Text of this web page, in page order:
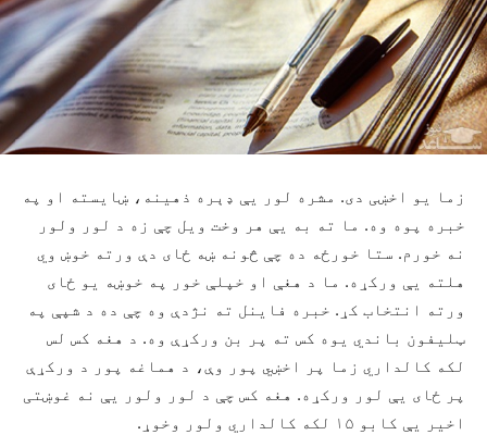
زما یو اخښی دی. مشره لور يې ډېره ذهینه، ښایسته او په
خبره پوه وه. ما ته به يې هر وخت ویل چې زه د لور ولور
نه خورم. ستا خورځه ده چې څونه ښه ځای دې ورته خوښ وي
هلته يې ورکړه. ما د هغې او خپلې خور په خوښه یو ځای
ورته انتخاب کړ. خبره فاینل ته نژدې وه چې ده د شپې په
ټلیفون باندي یوه کس ته پر بن ورکړې وه. د هغه کس لس
لکه کالداري زما پر اخښي پور وې، د هماغه پور د ورکړې
پر ځای يې لور ورکړه. هغه کس چې د لور ولور يې نه غوښتی
اخیر يې کابو ۱۵ لکه کالداري ولور وخوړ.